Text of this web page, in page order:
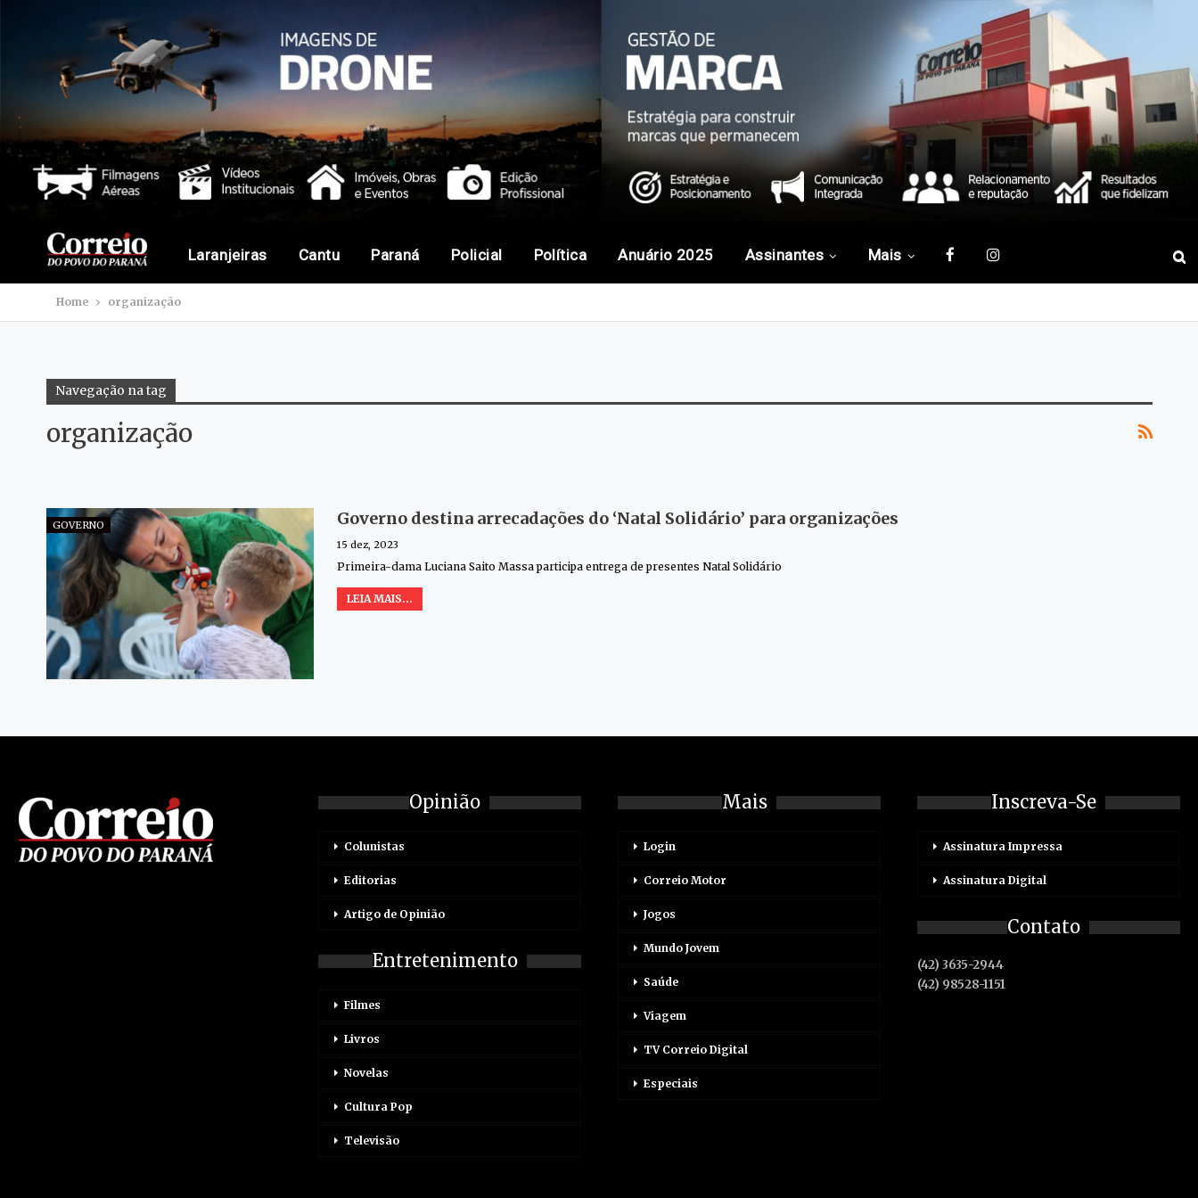
Laranjeiras Cantu Paraná Policial Política Anuário 2025 Assinantes Mais
Home organização
Navegação na tag
organização
GOVERNO Governo destina arrecadações do ‘Natal Solidário’ para organizações
15 dez, 2023
Primeira-dama Luciana Saito Massa participa entrega de presentes Natal Solidário
LEIA MAIS...
Opinião
Colunistas
Editorias
Artigo de Opinião
Entretenimento
Filmes
Livros
Novelas
Cultura Pop
Televisão
Mais
Login
Correio Motor
Jogos
Mundo Jovem
Saúde
Viagem
TV Correio Digital
Especiais
Inscreva-Se
Assinatura Impressa
Assinatura Digital
Contato
(42) 3635-2944
(42) 98528-1151